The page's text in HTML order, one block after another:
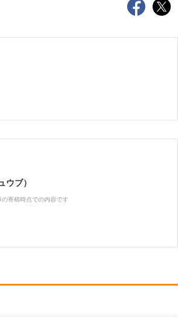
ブ）
寄稿時点での内容です